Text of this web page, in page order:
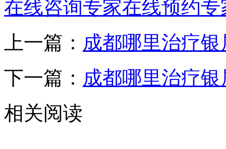
在线咨询专家在线预约专
上一篇： 成都哪里治疗
下一篇： 成都哪里治疗
相关阅读